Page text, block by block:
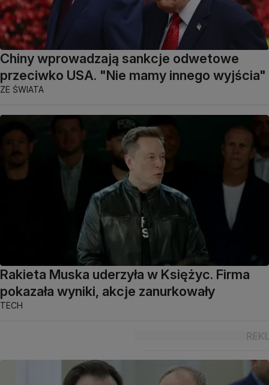
Chiny wprowadzają sankcje odwetowe
przeciwko USA. "Nie mamy innego wyjścia"
ZE ŚWIATA
Rakieta Muska uderzyła w Księżyc. Firma
pokazała wyniki, akcje zanurkowały
TECH